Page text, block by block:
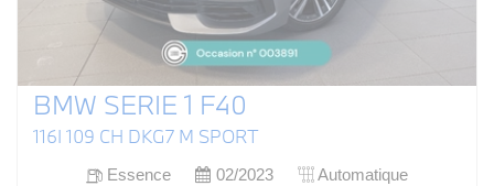
BMW SERIE 1 F40
116I 109 CH DKG7 M SPORT
Essence 02/2023
Automatique